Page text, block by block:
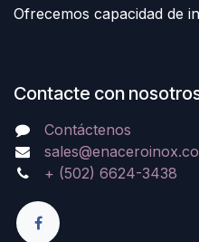
Ofrecemos capacidad de
Contacte con
Contáctenos
+ (502) 6624-3438